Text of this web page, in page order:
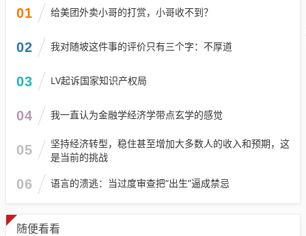
01 给美团外卖小哥的打赏，小哥收不到？
02 我对随坡这件事的评价只有三个字：不厚道
03 LV起诉国家知识产权局
04 我一直认为金融学经济学带点玄学的感觉
05
坚持经济转型，稳住甚至增加大多数人的收入和预期，这
是当前的挑战
06 语言的溃逃：当过度审查把“出生”逼成禁忌
随便看看